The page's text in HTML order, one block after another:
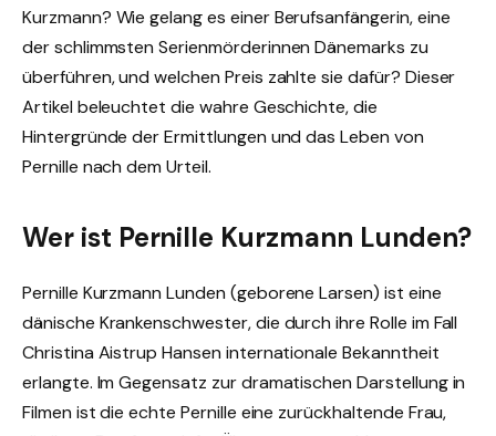
Kurzmann? Wie gelang es einer Berufsanfängerin, eine
der schlimmsten Serienmörderinnen Dänemarks zu
überführen, und welchen Preis zahlte sie dafür? Dieser
Artikel beleuchtet die wahre Geschichte, die
Hintergründe der Ermittlungen und das Leben von
Pernille nach dem Urteil.
Wer ist Pernille Kurzmann Lunden?
Pernille Kurzmann Lunden (geborene Larsen) ist eine
dänische Krankenschwester, die durch ihre Rolle im Fall
Christina Aistrup Hansen internationale Bekanntheit
erlangte. Im Gegensatz zur dramatischen Darstellung in
Filmen ist die echte Pernille eine zurückhaltende Frau,